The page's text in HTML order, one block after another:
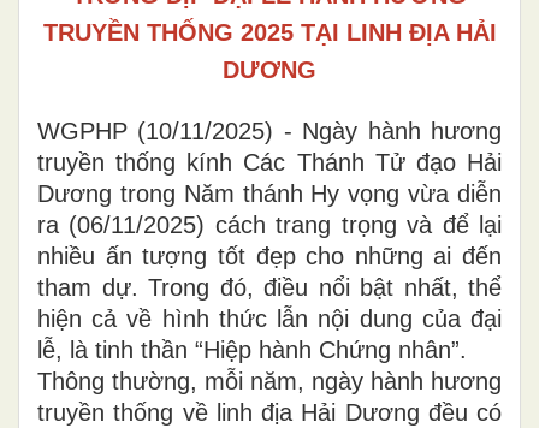
TRUYỀN THỐNG 2025 TẠI LINH ĐỊA HẢI
DƯƠNG
WGPHP (10/11/2025) - Ngày hành hương
truyền thống kính Các Thánh Tử đạo Hải
Dương trong Năm thánh Hy vọng vừa diễn
ra (06/11/2025) cách trang trọng và để lại
nhiều ấn tượng tốt đẹp cho những ai đến
tham dự. Trong đó, điều nổi bật nhất, thể
hiện cả về hình thức lẫn nội dung của đại
lễ, là tinh thần “Hiệp hành Chứng nhân”.
Thông thường, mỗi năm, ngày hành hương
truyền thống về linh địa Hải Dương đều có